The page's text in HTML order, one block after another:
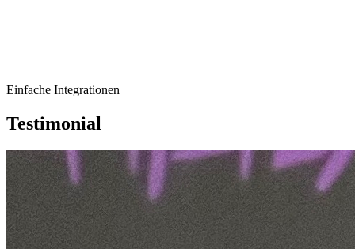
Einfache Integrationen
Testimonial